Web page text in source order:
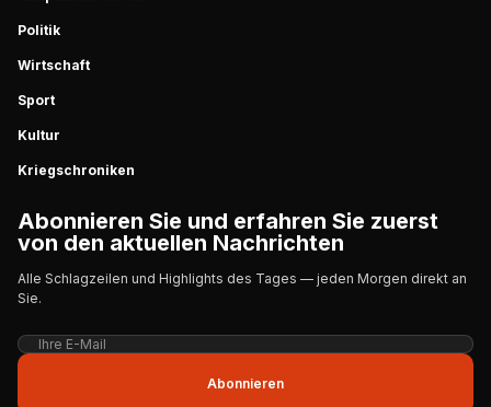
Politik
Wirtschaft
Sport
Kultur
Kriegschroniken
Abonnieren Sie und erfahren Sie zuerst
von den aktuellen Nachrichten
Alle Schlagzeilen und Highlights des Tages — jeden Morgen direkt an
Sie.
Abonnieren